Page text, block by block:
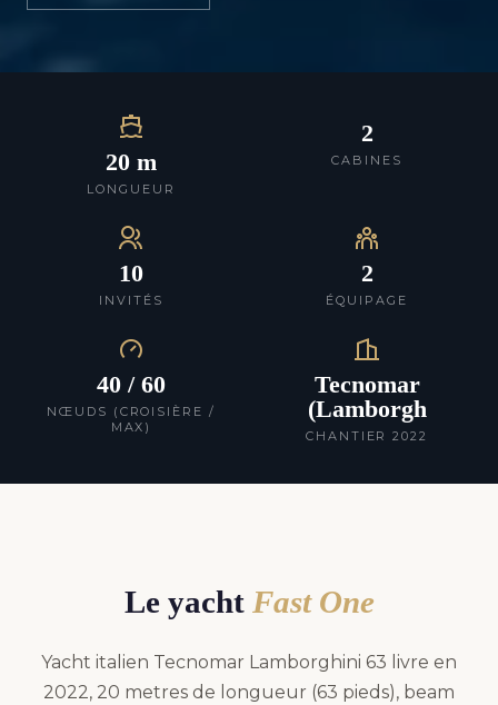
20 m
LONGUEUR
2
CABINES
10
INVITÉS
2
ÉQUIPAGE
40 / 60
NŒUDS (CROISIÈRE /
MAX)
Tecnomar
(Lamborgh
CHANTIER 2022
Le yacht Fast One
Yacht italien Tecnomar Lamborghini 63 livre en
2022, 20 metres de longueur (63 pieds), beam